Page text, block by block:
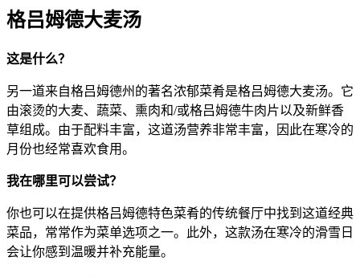
格吕姆德大麦汤
这是什么？
另一道来自格吕姆德州的著名浓郁菜肴是格吕姆德大麦汤。它
由滚烫的大麦、蔬菜、熏肉和/或格吕姆德牛肉片以及新鲜香
草组成。由于配料丰富，这道汤营养非常丰富，因此在寒冷的
月份也经常喜欢食用。
我在哪里可以尝试？
你也可以在提供格吕姆德特色菜肴的传统餐厅中找到这道经典
菜品，常常作为菜单选项之一。此外，这款汤在寒冷的滑雪日
会让你感到温暖并补充能量。